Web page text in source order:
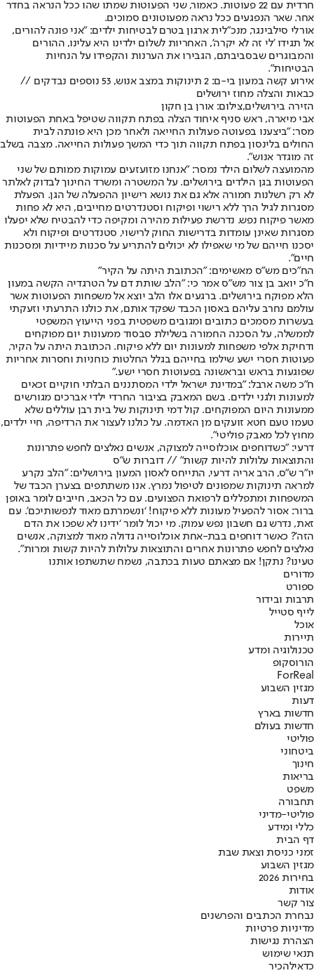
חרדית עם 22 פעוטות. כאמור, שני הפעוטות שמתו שהו ככל הנראה בחדר
אחר. שאר הנפגעים ככל נראה מפעוטונים סמוכים.
אורלי סילבינגר, מנכ"לית ארגון בטרם לבטיחות ילדים: "אני פונה להורים,
אל תגידו 'לי זה לא יקרה', האחריות לשלום ילדינו היא עלינו, ההורים
והמבוגרים שבסביבתם, הגבירו את הערנות והקפידו על הנחיות
הבטיחות".
אירוע קשה במעון בי-ם: 2 תינוקות במצב אנוש, 53 נוספים נבדקים //
כבאות והצלה מחוז ירושלים
הזירה בירושלים,צילום: אורן בן חקון
אבי מיארה, ראש סניף איחוד הצלה בפתח תקווה שטיפל באחת הפעוטות
מסר: "ביצענו בפעוטה פעולות החייאה ולאחר מכן היא פונתה לבית
החולים בלינסון בפתח תקווה תוך כדי המשך פעולות החייאה. מצבה בשלב
זה מוגדר אנוש".
מהמועצה לשלום הילד נמסר: "אנחנו מזועזעים עמוקות ממותם של שני
הפעוטות בגן הילדים בירושלים. על המשטרה ומשרד החינוך לבדוק לאלתר
לא רק רשלנות חמורה אלא גם את נושא רישיון ההפעלה של הגן. הפעלת
מסגרות לגיל הרך ללא רישוי ופיקוח וסטנדרטים מחייבים, היא לא פחות
מאשר פיקוח נפש. נדרשת פעילות מהירה ומקיפה כדי להבטיח שלא יפעלו
מסגרות שאינן עומדות בדרישות החוק לרישוי, סטנדרטים ופיקוח ולא
יסכנו חייהם של מי שאפילו לא יכולים להתריע על סכנות מיידיות ומסכנות
חיים".
הח"כים מש"ס מאשימים: "הכתובת היתה על הקיר"
ח״כ יואב בן צור מש"ס אמר כי: ״הלב שותת דם על הטרגדיה הקשה במעון
הלא מפוקח בירושלים. ברגעים אלו הלב יוצא אל משפחות הפעוטות אשר
עולמם נחרב עליהם באסון הכבד שפקד אותם, את כולנו התרעתי וזעקתי
בעשרות מסמכים כתובים ומגובים משפטית בפני הייעוץ המשפטי
לממשלה, על הסכנה החמורה בשלילת סבסוד ממעונות יום מפוקחים
ודחיקת אלפי משפחות למעונות יום ללא פיקוח. הכתובת היתה על הקיר,
פעוטות חסרי ישע שילמו בחייהם בגלל החלטות כוחניות וחסרות אחריות
שפוגעות בראש ובראשונה בפעוטות חסרי ישע.״
ח״כ משה ארבל: ״במדינת ישראל ילדי המסתננים הבלתי חוקיים זכאים
למעונות ולגני ילדים. בשם המאבק בציבור החרדי ילדי אברכים מגורשים
ממעונות היום המפוקחים. קול דמי תינוקות של בית רבן עוללים שלא
טעמו טעם חטא זועקים מן האדמה. על כולנו לעצור את הרדיפה, חיי ילדים,
מחוץ לכל מאבק פוליטי".
דרעי: "כשדוחפים אוכלוסייה למצוקה, אנשים נאלצים לחפש פתרונות
והתוצאות עלולות להיות קשות" // דוברות ש"ס
יו״ר ש״ס, הרב אריה דרעי, התייחס לאסון המעון בירושלים: ״הלב נקרע
למראה תינוקות שמפונים לטיפול נמרץ. אנו משתתפים בצערן הכבד של
המשפחות ומתפללים לרפואת הפצועים. עם כל הכאב, חייבים לומר באופן
ברור: אסור להפעיל מעונות ללא פיקוח! ‘ונשמרתם מאוד לנפשותיכם’. עם
זאת, נדרש גם חשבון נפש עמוק. מי יכול לומר ‘ידינו לא שפכו את הדם
הזה’? כאשר דוחפים בבת-אחת אוכלוסייה גדולה מאוד למצוקה, אנשים
נאלצים לחפש פתרונות אחרים והתוצאות עלולות להיות קשות ומרות״.
טעינו? נתקן! אם מצאתם טעות בכתבה, נשמח שתשתפו אותנו
מדורים
ספורט
תרבות ובידור
לייף סטייל
אוכל
תיירות
טכנולוגיה ומדע
הורוסקופ
ForReal
מגזין השבוע
דעות
חדשות בארץ
חדשות בעולם
פוליטי
ביטחוני
חינוך
בריאות
משפט
תחבורה
פוליטי-מדיני
כללי ומידע
דף הבית
זמני כניסת וצאת שבת
מגזין השבוע
בחירות 2026
אודות
צור קשר
נבחרת הכתבים והפרשנים
מדיניות פרטיות
הצהרת נגישות
תנאי שימוש
כדאילהכיר